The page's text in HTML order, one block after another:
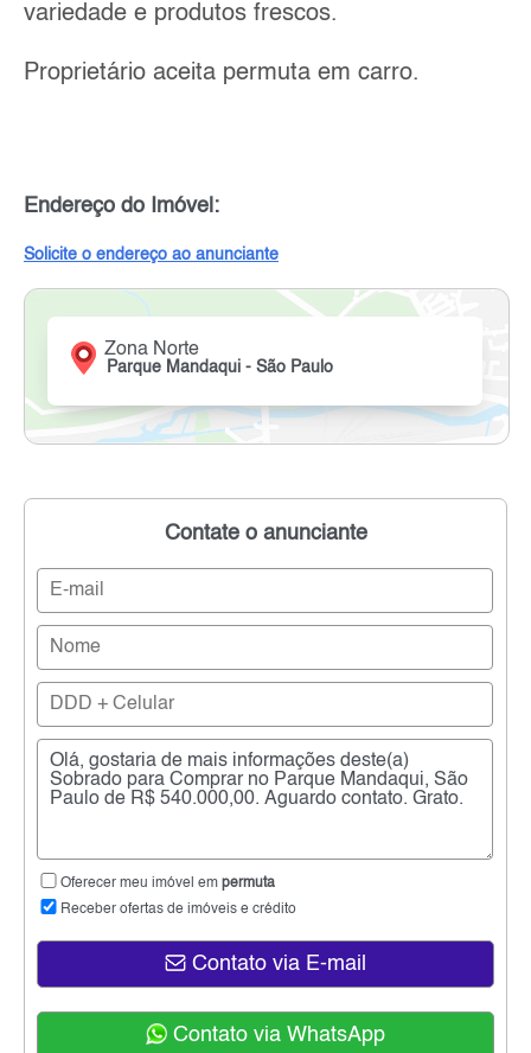
variedade e produtos frescos.
Proprietário aceita permuta em carro.
Endereço do Imóvel:
Solicite o endereço ao anunciante
Zona Norte
Parque Mandaqui - São Paulo
Contate o anunciante
Oferecer meu imóvel em permuta
Receber ofertas de imóveis e crédito
Contato via E-mail
Contato via WhatsApp